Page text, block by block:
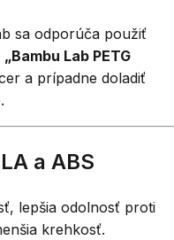
sa odporúča použiť
„Bambu Lab PETG
a prípadne doladiť
a ABS
lepšia odolnosť proti
krehkosť.